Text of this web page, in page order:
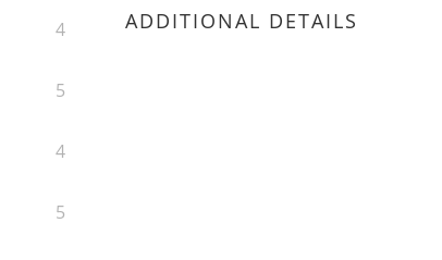
4
5
4
5
ADDITIONAL DETAILS